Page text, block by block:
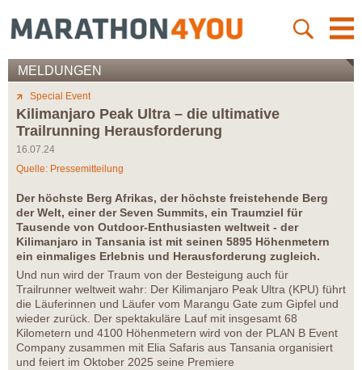
MELDUNGEN
Special Event
Kilimanjaro Peak Ultra – die ultimative
Trailrunning Herausforderung
16.07.24
Quelle: Pressemitteilung
Der höchste Berg Afrikas, der höchste freistehende Berg
der Welt, einer der Seven Summits, ein Traumziel für
Tausende von Outdoor-Enthusiasten weltweit - der
Kilimanjaro in Tansania ist mit seinen 5895 Höhenmetern
ein einmaliges Erlebnis und Herausforderung zugleich.
Und nun wird der Traum von der Besteigung auch für
Trailrunner weltweit wahr: Der Kilimanjaro Peak Ultra (KPU) führt
die Läuferinnen und Läufer vom Marangu Gate zum Gipfel und
wieder zurück. Der spektakuläre Lauf mit insgesamt 68
Kilometern und 4100 Höhenmetern wird von der PLAN B Event
Company zusammen mit Elia Safaris aus Tansania organisiert
und feiert im Oktober 2025 seine Premiere